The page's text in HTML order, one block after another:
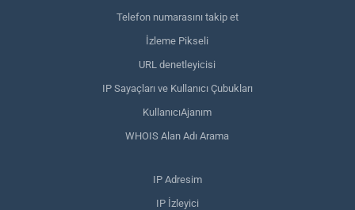
Telefon numarasını takip et
İzleme Pikseli
URL denetleyicisi
IP Sayaçları ve Kullanıcı Çubukları
KullanıcıAjanım
WHOIS Alan Adı Arama
IP Adresim
IP İzleyici